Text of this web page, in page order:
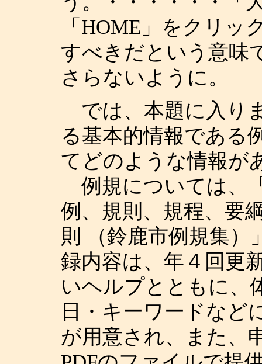
「HOME」をクリ
すべきだという意味
さらないように。
では、本題に入り
る基本的情報である
てどのような情報が
例規については、
例、規則、規程、要
則 （鈴鹿市例規集）
録内容は、年４回更
いヘルプとともに、
日・キーワードなど
が用意され、また、